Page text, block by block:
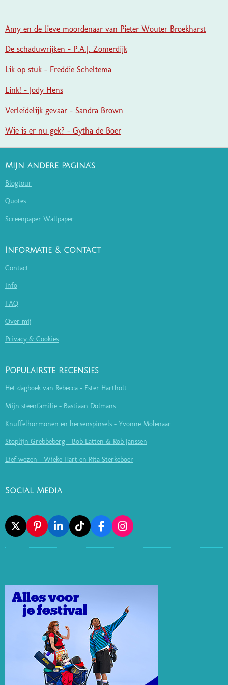
Amy en de lieve moordenaar van Pieter Wouter Broekharst
De schaduwrijken - P.A.J. Zomerdijk
Lik op stuk - Freddie Scheltema
Link! - Jody Hens
Verleidelijk gevaar - Sandra Brown
Wie is er nu gek? - Gytha de Boer
Mijn andere pagina's
Blogtour
Quotes
Screenpaper Wallpaper
Informatie & contact
Contact
Info
FAQ
Over mij
Privacy & Cookies
Populairste recensies
Het dagboek van Rebecca - Ester Hartholt
Mijn steenfamilie - Bastiaan Dolmans
Knuffelhormonen en hersenspinsels - Yvonne Molenaar
Stoplijn Grebbeberg - Bob Latten & Rob Janssen
Lief wezen - Wieke Hart en Rita Sterkeboer
Social Media
X
P
I
N
E
S
T
L
I
N
I
N
T
I
K
F
A
C
O
I
N
S
R
M